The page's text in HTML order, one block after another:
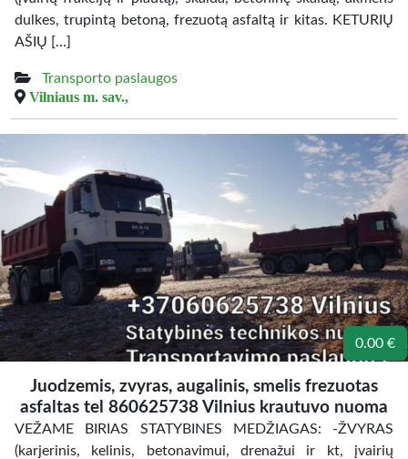
dulkes, trupintą betoną, frezuotą asfaltą ir kitas. KETURIŲ
AŠIŲ […]
Transporto paslaugos
Vilniaus m. sav.,
0.00 €
Juodzemis, zvyras, augalinis, smelis frezuotas
asfaltas tel 860625738 Vilnius krautuvo nuoma
VEŽAME BIRIAS STATYBINES MEDŽIAGAS: -ŽVYRAS
(karjerinis, kelinis, betonavimui, drenažui ir kt, įvairių